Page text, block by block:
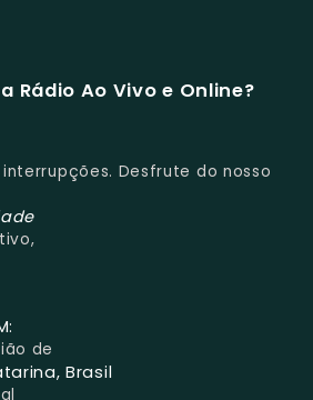
Rádio Ao Vivo e Online?
Desfrute do nosso
de
Brasil